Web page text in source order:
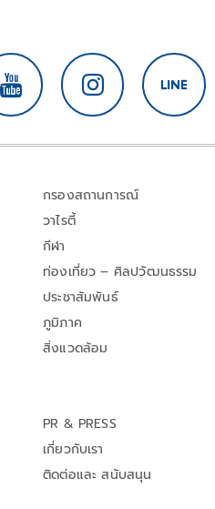
กรองสถานการณ์
วาไรตี้
กีฬา
ท่องเที่ยว – ศิลปวัฒนธรรม
ประชาสัมพันธ์
ภูมิภาค
สิ่งแวดล้อม
PR & PRESS
เกี่ยวกับเรา
ติดต่อและ สนับสนุน